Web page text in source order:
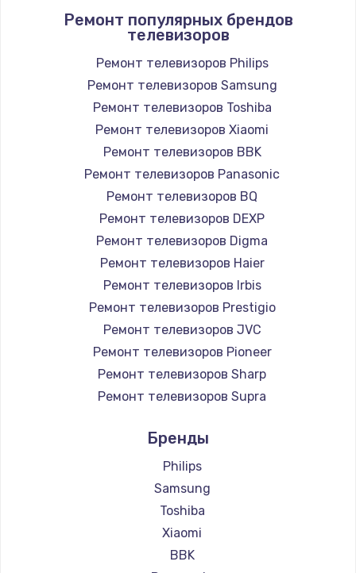
Программный ремонт/прошивка
Замена Bluetooth/Wi-Fi модуля
Заказать
Замена картридера
890 руб.
Заказать
Замена микросхемы NFC
1100 руб.
Заказать
Замена шим-контроллера
Заказать
Настройка Wi-Fi
1030 руб.
Заказать
Ремонт популярных брендов
телевизоров
Ремонт телевизоров Philips
Ремонт телевизоров Samsung
Ремонт телевизоров Toshiba
Ремонт телевизоров Xiaomi
Ремонт телевизоров BBK
Ремонт телевизоров Panasonic
Ремонт телевизоров BQ
Ремонт телевизоров DEXP
Ремонт телевизоров Digma
Ремонт телевизоров Haier
Ремонт телевизоров Irbis
Ремонт телевизоров Prestigio
Ремонт телевизоров JVC
Ремонт телевизоров Pioneer
Ремонт телевизоров Sharp
Ремонт телевизоров Supra
Ремонт телевизоров Hisense
Ремонт телевизоров Daewoo
Ремонт телевизоров Centek
Ремонт телевизоров Telefunken
Ремонт телевизоров Hyundai
Ремонт телевизоров Doffler
Бренды
Philips
Samsung
Toshiba
Xiaomi
BBK